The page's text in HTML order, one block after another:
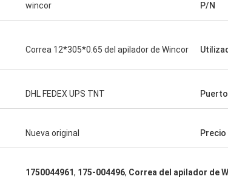
wincor P/N
Correa 12*305*0.65 del apilador de Wincor
DHL FEDEX UPS TNT Puerto
Nueva original Precio
1750044961, 175-004496, Correa del apilador de